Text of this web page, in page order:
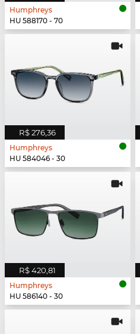
Humphreys
HU 588170 - 70
R$ 276,36
Humphreys
HU 584046 - 30
R$ 420,81
Humphreys
HU 586140 - 30